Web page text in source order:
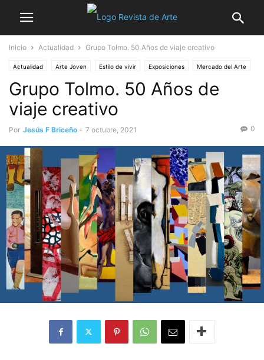
Inicio Actualidad Grupo Tolmo. 50 Años de viaje creativo
Actualidad Arte Joven Estilo de vivir Exposiciones Mercado del Arte
Museos Noticia destacada Turismo
Grupo Tolmo. 50 Años de
viaje creativo
Por Jesús F Briceño - 7 octubre, 2021 0